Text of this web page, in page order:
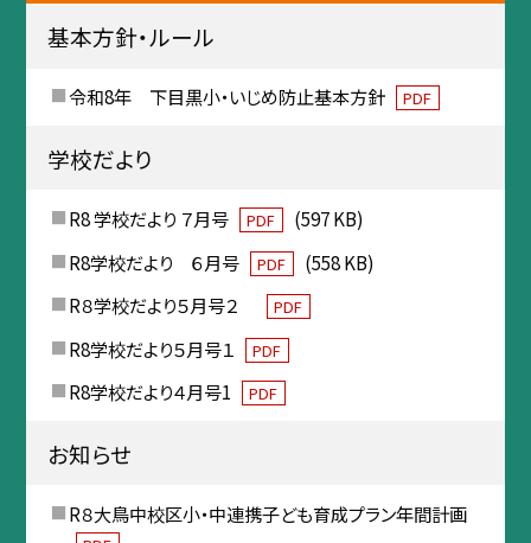
基本方針・ルール
令和8年 下目黒小・いじめ防止基本方針 PDF
学校だより
R8 学校だより ７月号 PDF
(597 KB)
R8学校だより ６月号
PDF
(558 KB)
R８学校だより５月号２
PDF
R8学校だより５月号１ PDF
R8学校だより４月号1 PDF
お知らせ
R８大鳥中校区小・中連携子ども育成プラン年間計画